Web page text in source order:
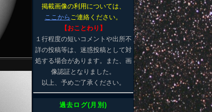
掲載画像の利用については、
ここから ご連絡ください。
【おことわり】
１行程度の短いコメントや出所不
詳の投稿等は、迷惑投稿として対
処する場合があります。また、画
像認証となりました。
以上、予めご了承ください。
過去ログ(月別)